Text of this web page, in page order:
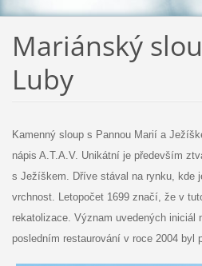
Mariánský
Luby
Kamenný sloup s Pannou Marií a
nápis A.T.A.V. Unikátní je především
s Ježíškem. Dříve stával na rynku, kde
vrchnost. Letopočet 1699 značí, že v
rekatolizace. Význam uvedených iniciál
posledním restaurování v roce 2004 byl